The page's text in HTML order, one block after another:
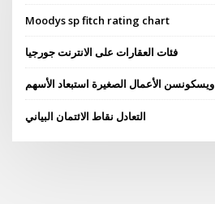
Moodys sp fitch rating chart
فئات العقارات على الانترنت جورجيا
ويسكونسن الأعمال الصغيرة استبعاد الأسهم
التعادل نقاط الائتمان البياني